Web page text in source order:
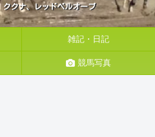
ククナ、レッドベルオーブ
雑記・日記
競馬写真